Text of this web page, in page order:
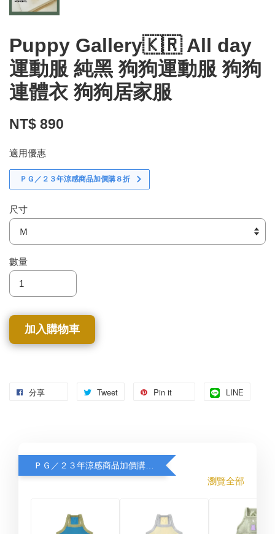
Puppy Gallery🇰🇷 All day
運動服 純黑 狗狗運動服 狗狗
連體衣 狗狗居家服
NT$ 890
適用優惠
ＰＧ／２３年涼感商品加價購８折
尺寸
數量
加入購物車
分享 Tweet Pin it LINE
瀏覽全部